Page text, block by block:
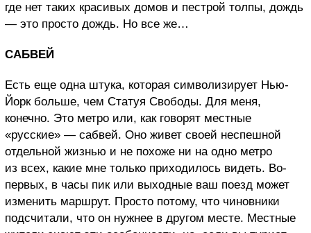
где нет таких красивых домов и пестрой толпы, дождь
— это просто дождь. Но все же…
САБВЕЙ
Есть еще одна штука, которая символизирует Нью-
Йорк больше, чем Статуя Свободы. Для меня,
конечно. Это метро или, как говорят местные
«русские» — сабвей. Оно живет своей неспешной
отдельной жизнью и не похоже ни на одно метро
из всех, какие мне только приходилось видеть. Во-
первых, в часы пик или выходные ваш поезд может
изменить маршрут. Просто потому, что чиновники
подсчитали, что он нужнее в другом месте. Местные